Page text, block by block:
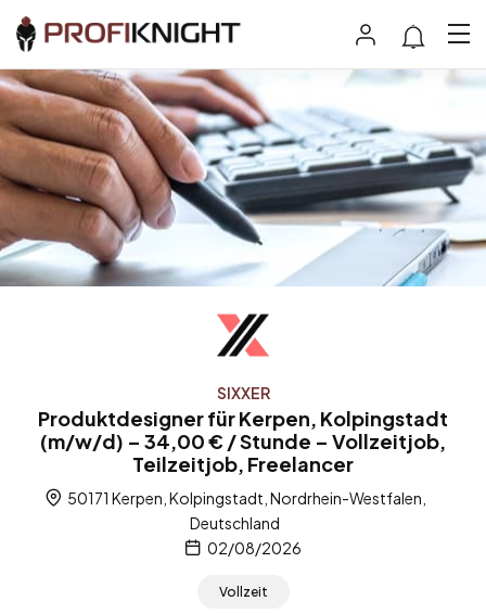
SIXXER
Produktdesigner für Kerpen, Kolpingstadt
(m/w/d) – 34,00 € / Stunde – Vollzeitjob,
Teilzeitjob, Freelancer
50171 Kerpen, Kolpingstadt, Nordrhein-Westfalen,
Deutschland
02/08/2026
Vollzeit